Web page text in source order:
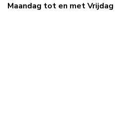
Maandag tot en met Vrijdag